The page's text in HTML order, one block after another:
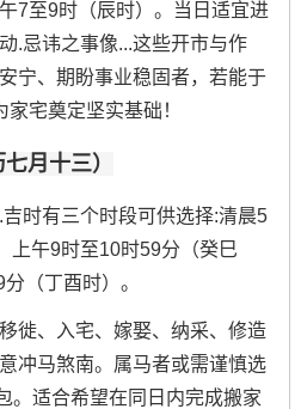
7至9时（辰时）。当日适宜进
.忌讳之事像...这些开市与作
宁、期盼事业稳固者，若能于
宅奠定坚实基础！
月十三）
时有三个时段可供选择:清晨5
上午9时至10时59分（癸巳
（丁酉时）。
徙、入宅、嫁娶、纳采、修造
冲马煞南。属马者或需谨慎选
。适合希望在同日内完成搬家